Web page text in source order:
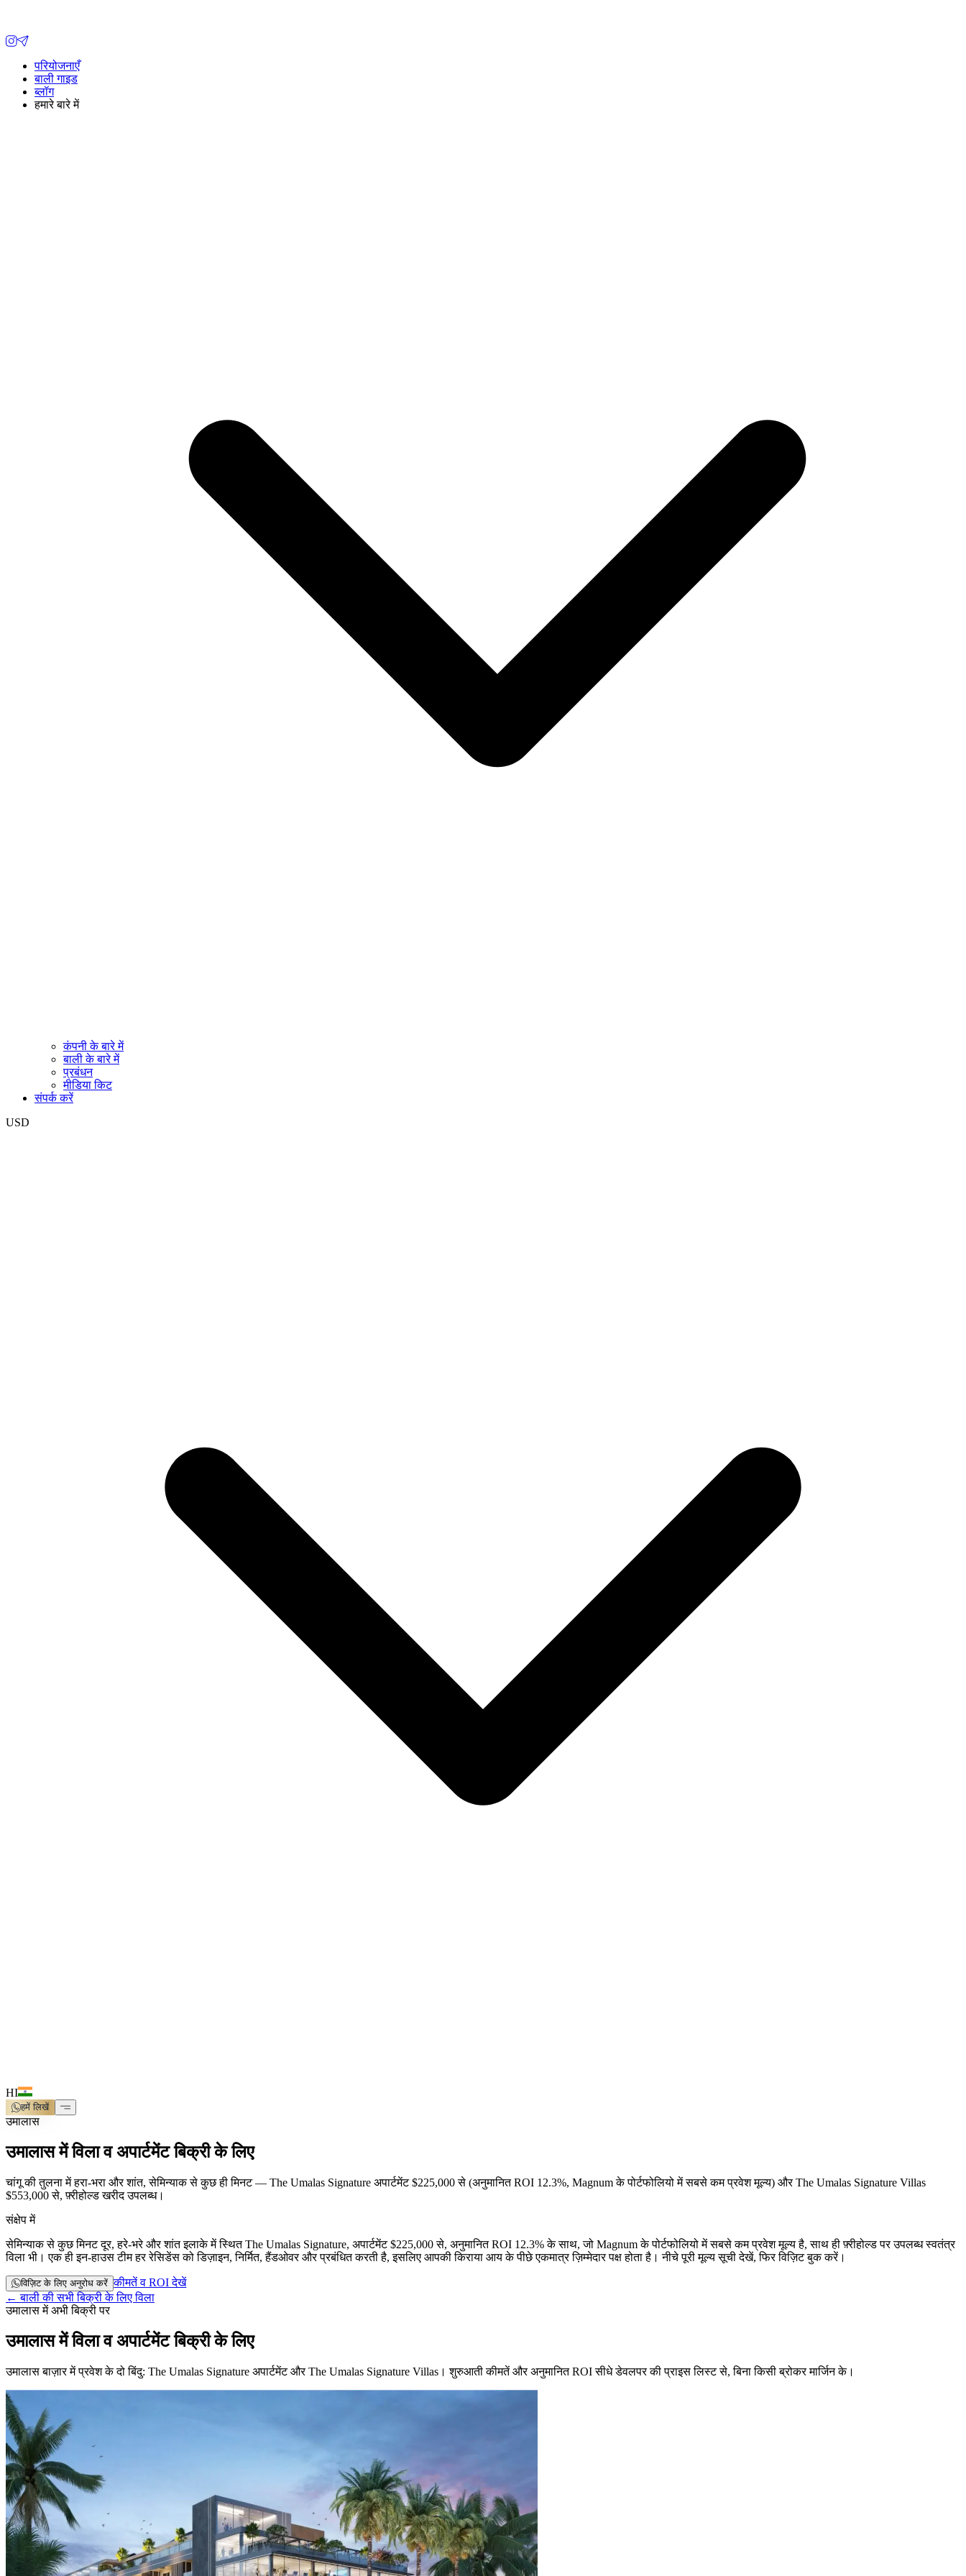
परियोजनाएँ
बाली गाइड
ब्लॉग
हमारे बारे में
कंपनी के बारे में
बाली के बारे में
प्रबंधन
मीडिया किट
संपर्क करें
USD
HI
हमें लिखें
उमालास
उमालास में विला व अपार्टमेंट बिक्री के लिए
चांगू की तुलना में हरा-भरा और शांत, सेमिन्याक से कुछ ही मिनट — The Umalas Signature अपार्टमेंट $225,000 से (अनुमानित ROI 12.3%, Magnum के पोर्टफोलियो में सबसे कम प्रवेश मूल्य) और The Umalas Signature Villas
$553,000 से, फ़्रीहोल्ड खरीद उपलब्ध।
संक्षेप में
सेमिन्याक से कुछ मिनट दूर, हरे-भरे और शांत इलाके में स्थित The Umalas Signature, अपार्टमेंट$225,000से, अनुमानित ROI 12.3% के साथ, जो Magnum के पोर्टफोलियो में सबसे कम प्रवेश मूल्य है, साथ ही फ़्रीहोल्ड पर उपलब्ध स्वतंत्र
विला भी। एक ही इन-हाउस टीम हर रेसिडेंस को डिज़ाइन, निर्मित, हैंडओवर और प्रबंधित करती है, इसलिए आपकी किराया आय के पीछे एकमात्र ज़िम्मेदार पक्ष होता है। नीचे पूरी मूल्य सूची देखें, फिर विज़िट बुक करें।
विज़िट के लिए अनुरोध करें कीमतें व ROI देखें
← बाली की सभी बिक्री के लिए विला
उमालास में अभी बिक्री पर
उमालास में विला व अपार्टमेंट बिक्री के लिए
उमालास बाज़ार में प्रवेश के दो बिंदु: The Umalas Signature अपार्टमेंट और The Umalas Signature Villas। शुरुआती कीमतें और अनुमानित ROI सीधे डेवलपर की प्राइस लिस्ट से, बिना किसी ब्रोकर मार्जिन के।